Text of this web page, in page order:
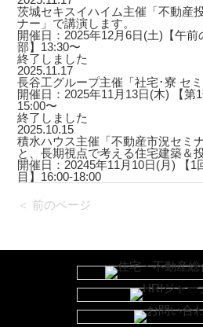
茨城セキスイハイム主催「不動産
ナー」で講演します。
開催日：2025年12月6日(土)【午
部】13:30〜
終了しました
2025.11.17
長谷工グループ主催「社宅･寮 セ
開催日：2025年11月13日(木) 【第
15:00〜
終了しました
2025.10.15
積水ハウス主催「不動産市況セミ
と、長期視点で考える住宅建築＆
開催日：20245年11月10日(月) 【1
目】16:00-18:00
＜ 前のページ